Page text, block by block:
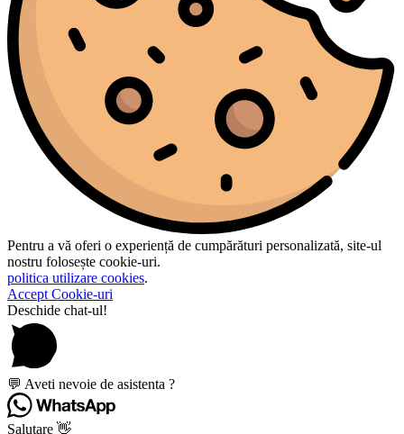
Pentru a vă oferi o experiență de cumpărături personalizată, site-ul
nostru folosește cookie-uri.
politica utilizare cookies.
Accept Cookie-uri
Deschide chat-ul!
💬 Aveti nevoie de asistenta ?
Salutare 👋